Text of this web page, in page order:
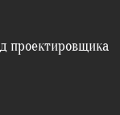
проектировщика